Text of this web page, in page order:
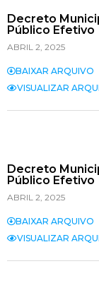
Decreto
Público Efetivo
ABRIL 2, 2025
BAIXAR ARQUIVO
VISUALIZAR
Decreto
Público Efetivo
ABRIL 2, 2025
BAIXAR ARQUIVO
VISUALIZAR